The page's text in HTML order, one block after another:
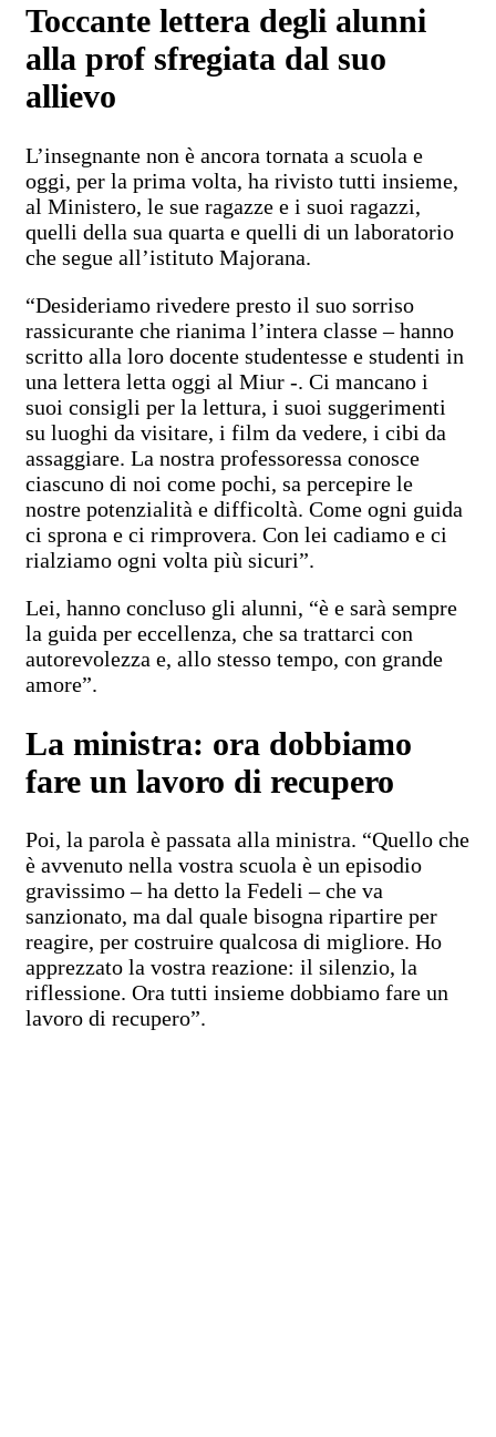
Toccante lettera degli alunni
alla prof sfregiata dal suo
allievo
L’insegnante non è ancora tornata a scuola e
oggi, per la prima volta, ha rivisto tutti insieme,
al Ministero, le sue ragazze e i suoi ragazzi,
quelli della sua quarta e quelli di un laboratorio
che segue all’istituto Majorana.
“Desideriamo rivedere presto il suo sorriso
rassicurante che rianima l’intera classe – hanno
scritto alla loro docente studentesse e studenti in
una lettera letta oggi al Miur -. Ci mancano i
suoi consigli per la lettura, i suoi suggerimenti
su luoghi da visitare, i film da vedere, i cibi da
assaggiare. La nostra professoressa conosce
ciascuno di noi come pochi, sa percepire le
nostre potenzialità e difficoltà. Come ogni guida
ci sprona e ci rimprovera. Con lei cadiamo e ci
rialziamo ogni volta più sicuri”.
Lei, hanno concluso gli alunni, “è e sarà sempre
la guida per eccellenza, che sa trattarci con
autorevolezza e, allo stesso tempo, con grande
amore”.
La ministra: ora dobbiamo
fare un lavoro di recupero
Poi, la parola è passata alla ministra. “Quello che
è avvenuto nella vostra scuola è un episodio
gravissimo – ha detto la Fedeli – che va
sanzionato, ma dal quale bisogna ripartire per
reagire, per costruire qualcosa di migliore. Ho
apprezzato la vostra reazione: il silenzio, la
riflessione. Ora tutti insieme dobbiamo fare un
lavoro di recupero”.